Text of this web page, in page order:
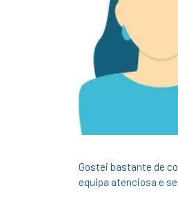
Gostei bastante de
equipa atenciosa e